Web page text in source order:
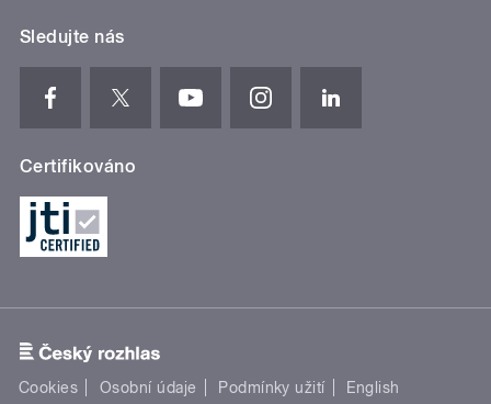
Sledujte nás
Certifikováno
Cookies Osobní údaje Podmínky užití English